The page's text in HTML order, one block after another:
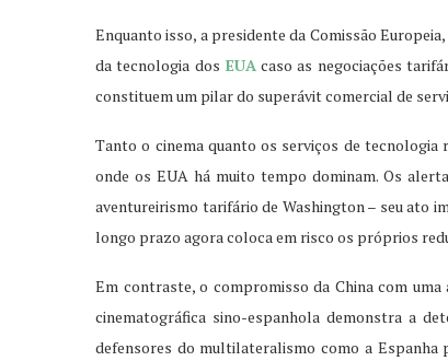
Enquanto isso, a presidente da Comissão
da tecnologia dos EUAcaso as negociações
constituem um pilar do superávit comercial de
Tanto o cinema quanto os serviços de
onde os EUA há muito tempo dominam. Os
aventureirismo tarifário de Washington – seu ato
longo prazo agora coloca em risco os próprios
Em contraste, o compromisso da China com
cinematográfica sino-espanhola demonstra a
defensores do multilateralismo como a Espanha